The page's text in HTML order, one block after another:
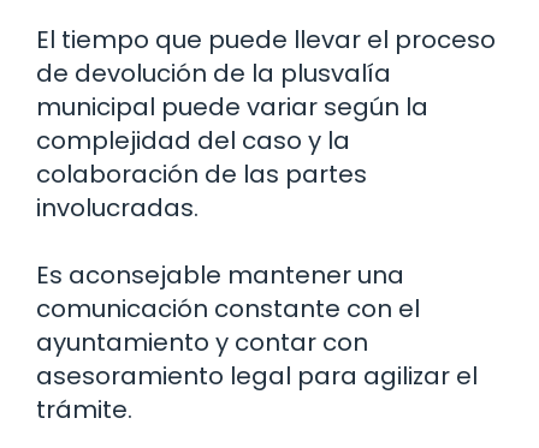
El tiempo que puede llevar el proceso
de devolución de la plusvalía
municipal puede variar según la
complejidad del caso y la
colaboración de las partes
involucradas.
Es aconsejable mantener una
comunicación constante con el
ayuntamiento y contar con
asesoramiento legal para agilizar el
trámite.